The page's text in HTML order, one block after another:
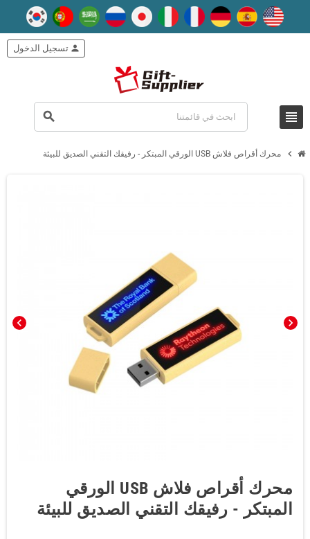
view_headline
search
person تسجيل الدخول
chevron_right محرك أقراص فلاش USB الورقي المبتكر - رفيقك التقني الصديق للبيئة
chevron_left chevron_right
محرك أقراص فلاش USB الورقي
المبتكر - رفيقك التقني الصديق للبيئة